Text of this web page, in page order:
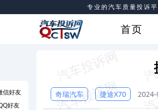
专业的汽车质量投诉
首页
奇瑞汽车 捷途X70
信好友
好友